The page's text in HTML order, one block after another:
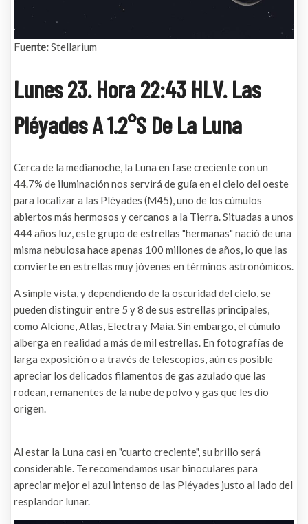
Fuente:Stellarium
Lunes 23. Hora 22:43 HLV. Las
Pléyades A 1.2°S De La Luna
Cerca de la medianoche, la Luna en fase creciente con un
44.7% de iluminación nos servirá de guía en el cielo del oeste
para localizar a las Pléyades (M45), uno de los cúmulos
abiertos más hermosos y cercanos a la Tierra. Situadas a unos
444 años luz, este grupo de estrellas "hermanas" nació de una
misma nebulosa hace apenas 100 millones de años, lo que las
convierte en estrellas muy jóvenes en términos astronómicos.
A simple vista, y dependiendo de la oscuridad del cielo, se
pueden distinguir entre 5 y 8 de sus estrellas principales,
como Alcione, Atlas, Electra y Maia. Sin embargo, el cúmulo
alberga en realidad a más de mil estrellas. En fotografías de
larga exposición o a través de telescopios, aún es posible
apreciar los delicados filamentos de gas azulado que las
rodean, remanentes de la nube de polvo y gas que les dio
origen.
Al estar la Luna casi en "cuarto creciente", su brillo será
considerable. Te recomendamos usar binoculares para
apreciar mejor el azul intenso de las Pléyades justo al lado del
resplandor lunar.